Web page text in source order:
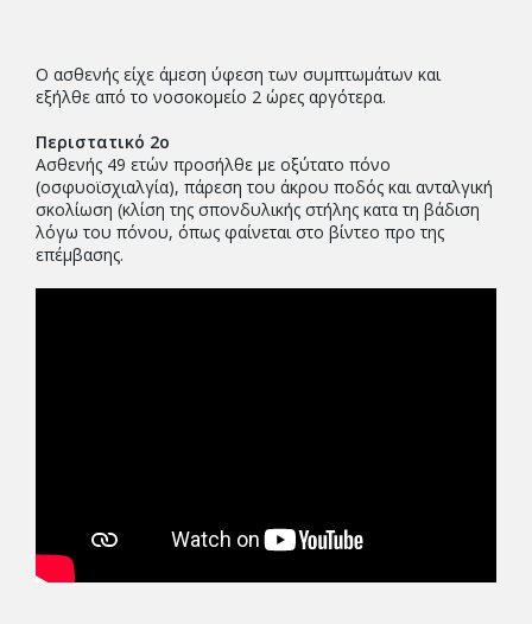
Ο ασθενής είχε άμεση ύφεση των συμπτωμάτων και
εξήλθε από το νοσοκομείο 2 ώρες αργότερα.
Περιστατικό 2ο
Ασθενής 49 ετών προσήλθε με οξύτατο πόνο
(οσφυοϊσχιαλγία), πάρεση του άκρου ποδός και ανταλγική
σκολίωση (κλίση της σπονδυλικής στήλης κατα τη βάδιση
λόγω του πόνου, όπως φαίνεται στο βίντεο προ της
επέμβασης.